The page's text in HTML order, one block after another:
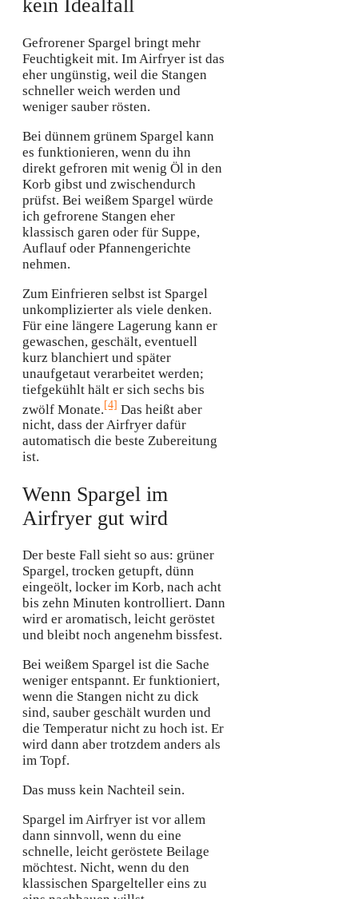
kein Idealfall
Gefrorener Spargel bringt mehr
Feuchtigkeit mit. Im Airfryer ist das
eher ungünstig, weil die Stangen
schneller weich werden und
weniger sauber rösten.
Bei dünnem grünem Spargel kann
es funktionieren, wenn du ihn
direkt gefroren mit wenig Öl in den
Korb gibst und zwischendurch
prüfst. Bei weißem Spargel würde
ich gefrorene Stangen eher
klassisch garen oder für Suppe,
Auflauf oder Pfannengerichte
nehmen.
Zum Einfrieren selbst ist Spargel
unkomplizierter als viele denken.
Für eine längere Lagerung kann er
gewaschen, geschält, eventuell
kurz blanchiert und später
unaufgetaut verarbeitet werden;
tiefgekühlt hält er sich sechs bis
zwölf Monate.[4] Das heißt aber
nicht, dass der Airfryer dafür
automatisch die beste Zubereitung
ist.
Wenn Spargel im
Airfryer gut wird
Der beste Fall sieht so aus: grüner
Spargel, trocken getupft, dünn
eingeölt, locker im Korb, nach acht
bis zehn Minuten kontrolliert. Dann
wird er aromatisch, leicht geröstet
und bleibt noch angenehm bissfest.
Bei weißem Spargel ist die Sache
weniger entspannt. Er funktioniert,
wenn die Stangen nicht zu dick
sind, sauber geschält wurden und
die Temperatur nicht zu hoch ist. Er
wird dann aber trotzdem anders als
im Topf.
Das muss kein Nachteil sein.
Spargel im Airfryer ist vor allem
dann sinnvoll, wenn du eine
schnelle, leicht geröstete Beilage
möchtest. Nicht, wenn du den
klassischen Spargelteller eins zu